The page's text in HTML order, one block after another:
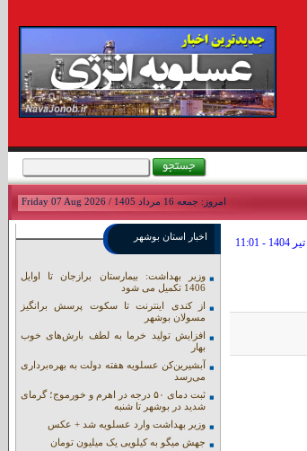
امروز: جمعه 16 مرداد 1405 / Friday 07 Aug 2026
اخبار استان بوشهر
وزیر بهداشت: بیمارستان برازجان تا اوایل
1406 تکمیل می شود
از کندی اینترنت تا سکوت پرسش برانگیز
مسولان بوشهر
افزایش تولید خرما به لطف بارش‌های خوب
بهار
آبشیرین‌کن عسلویه هفته دولت به بهره‌برداری
می‌رسد
ثبت دمای ۵۰ درجه در اهرم و خورموج؛ گرمای
شدید در بوشهر تا شنبه
وزیر بهداشت وارد عسلویه شد + عکس
جهش میگو به کیلویی یک میلیون تومان